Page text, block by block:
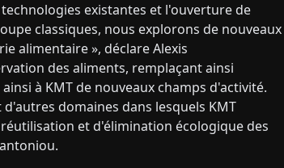
existantes et l'ouverture de
classiques, nous explorons de nouveaux
alimentaire », déclare Alexis
des aliments, remplaçant ainsi
à KMT de nouveaux champs d'activité.
domaines dans lesquels KMT
et d'élimination écologique des